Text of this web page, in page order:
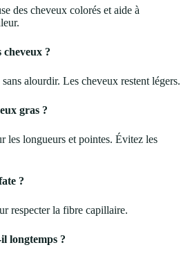
des cheveux colorés et aide à
cheveux ?
alourdir. Les cheveux restent légers.
gras ?
les longueurs et pointes. Évitez les
?
respecter la fibre capillaire.
longtemps ?